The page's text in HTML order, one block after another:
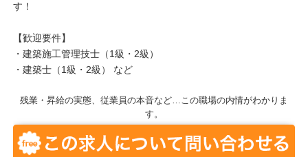
す！
【歓迎要件】
・建築施工管理技士（1級・2級）
・建築士（1級・2級） など
残業・昇給の実態、従業員の本音など…この職場の内情がわかりま
す。